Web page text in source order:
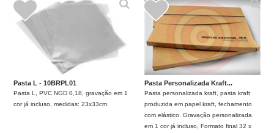
Pasta L - 10BRPL01
Pasta L, PVC NGD 0,18, gravação em 1
cor já incluso, medidas: 23x33cm.
Pasta Personalizada Kraft...
Pasta personalizada kraft, pasta kraft
produzida em papel kraft, fechamento
com elástico. Gravação personalizada
em 1 cor já incluso, Formato final 32 x